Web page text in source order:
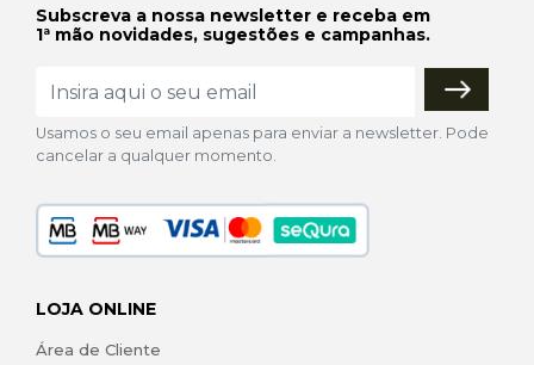
Subscreva a nossa newsletter e receba em
1ª mão novidades, sugestões e campanhas.
Usamos o seu email apenas para enviar a newsletter. Pode
cancelar a qualquer momento.
LOJA ONLINE
Área de Cliente